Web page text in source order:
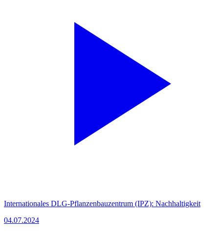
Internationales DLG-Pflanzenbauzentrum (IPZ): Nachhaltigkeit
04.07.2024